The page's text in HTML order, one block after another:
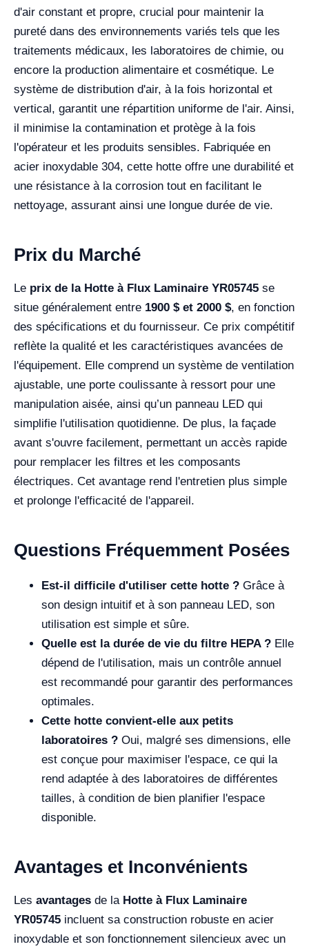
d'air constant et propre, crucial pour maintenir la
pureté dans des environnements variés tels que les
traitements médicaux, les laboratoires de chimie, ou
encore la production alimentaire et cosmétique. Le
système de distribution d'air, à la fois horizontal et
vertical, garantit une répartition uniforme de l'air. Ainsi,
il minimise la contamination et protège à la fois
l'opérateur et les produits sensibles. Fabriquée en
acier inoxydable 304, cette hotte offre une durabilité et
une résistance à la corrosion tout en facilitant le
nettoyage, assurant ainsi une longue durée de vie.
Prix du Marché
Le prix de la Hotte à Flux Laminaire YR05745 se
situe généralement entre 1900 $ et 2000 $, en fonction
des spécifications et du fournisseur. Ce prix compétitif
reflète la qualité et les caractéristiques avancées de
l'équipement. Elle comprend un système de ventilation
ajustable, une porte coulissante à ressort pour une
manipulation aisée, ainsi qu’un panneau LED qui
simplifie l'utilisation quotidienne. De plus, la façade
avant s'ouvre facilement, permettant un accès rapide
pour remplacer les filtres et les composants
électriques. Cet avantage rend l'entretien plus simple
et prolonge l'efficacité de l'appareil.
Questions Fréquemment Posées
Est-il difficile d'utiliser cette hotte ? Grâce à
son design intuitif et à son panneau LED, son
utilisation est simple et sûre.
Quelle est la durée de vie du filtre HEPA ? Elle
dépend de l'utilisation, mais un contrôle annuel
est recommandé pour garantir des performances
optimales.
Cette hotte convient-elle aux petits
laboratoires ? Oui, malgré ses dimensions, elle
est conçue pour maximiser l'espace, ce qui la
rend adaptée à des laboratoires de différentes
tailles, à condition de bien planifier l'espace
disponible.
Avantages et Inconvénients
Les avantages de la Hotte à Flux Laminaire
YR05745 incluent sa construction robuste en acier
inoxydable et son fonctionnement silencieux avec un